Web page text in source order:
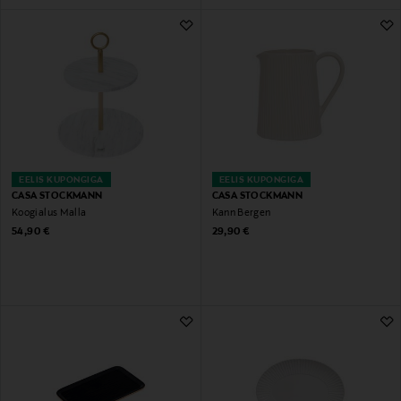
EELIS KUPONGIGA
CASA STOCKMANN
Koogialus Malla
Original Price
54,90 €
EELIS KUPONGIGA
CASA STOCKMANN
Kann Bergen
Original Price
29,90 €